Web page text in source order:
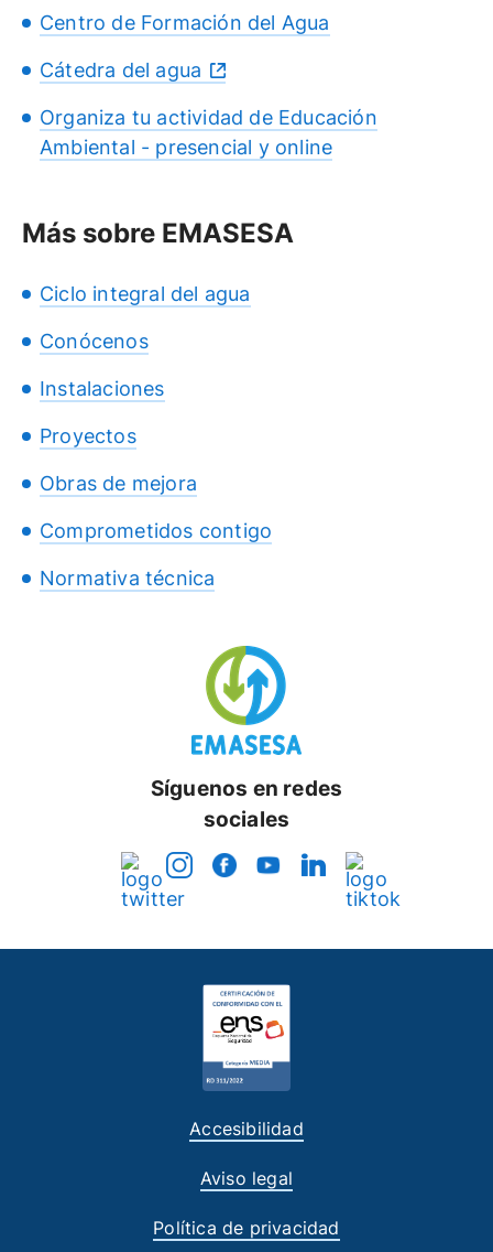
Centro de Formación del Agua
Cátedra del agua
Organiza tu actividad de Educación
Ambiental - presencial y online
Más sobre EMASESA
Ciclo integral del agua
Conócenos
Instalaciones
Proyectos
Obras de mejora
Comprometidos contigo
Normativa técnica
Síguenos en redes
sociales
Accesibilidad
Aviso legal
Política de privacidad